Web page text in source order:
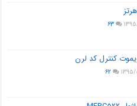
۱۲ ۶۳
ریموت کنترل کد لرن
۲۹ ۶۲